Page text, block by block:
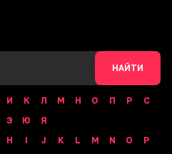
НАЙТИ
И К Л М Н О П Р
С
Э Ю
Я
H I J K L M N O
P